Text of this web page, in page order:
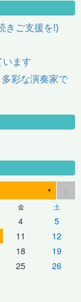
きご支援を!)
います
彩な演奏家で
▼
金 土
4
5
11
12
18
19
25
26